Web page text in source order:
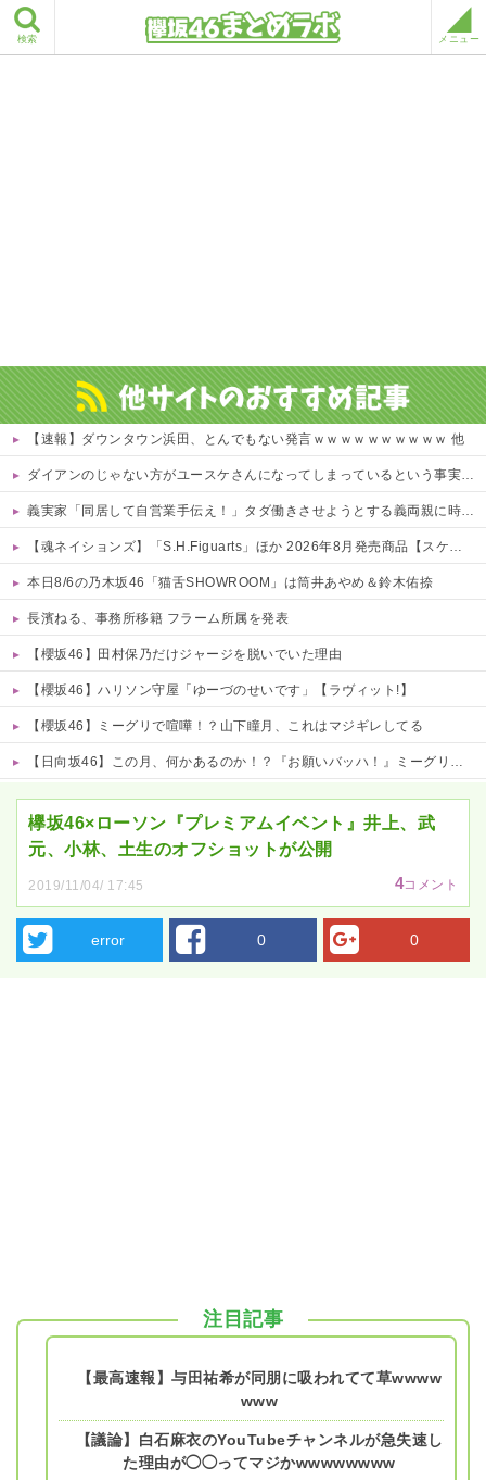
検索 メニュー
【速報】ダウンタウン浜田、とんでもない発言ｗｗｗｗｗｗｗｗｗｗ 他
ダイアンのじゃない方がユースケさんになってしまっているという事実←これ
義実家「同居して自営業手伝え！」タダ働きさせようとする義両親に時給3000円・残業なし等の「現実的条件」を提示したら、ブチギレられて絶句ｗｗ←タダで働く嫁がいるわけないだろ
【魂ネイションズ】「S.H.Figuarts」ほか 2026年8月発売商品【スケジュール公開】
本日8/6の乃木坂46「猫舌SHOWROOM」は筒井あやめ＆鈴木佑捺
長濱ねる、事務所移籍 フラーム所属を発表
【櫻坂46】田村保乃だけジャージを脱いでいた理由
【櫻坂46】ハリソン守屋「ゆーづのせいです」【ラヴィット!】
【櫻坂46】ミーグリで喧嘩！？山下瞳月、これはマジギレしてる
【日向坂46】この月、何かあるのか！？『お願いバッハ！』ミーグリ日程がこちら
欅坂46×ローソン『プレミアムイベント』井上、武
元、小林、土生のオフショットが公開
2019/11/04/ 17:45 4コメント
error 0 0
注目記事
【最高速報】与田祐希が同朋に吸われてて草wwww
www
【議論】白石麻衣のYouTubeチャンネルが急失速し
た理由が◯◯ってマジかwwwwwwww